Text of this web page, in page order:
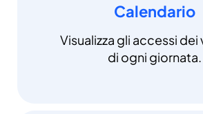
Calendario
Visualizza gli accessi
di ogni giornata.